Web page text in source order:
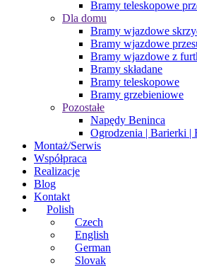
Bramy teleskopowe
Dla domu
Bramy wjazdowe
Bramy wjazdowe
Bramy wjazdowe z
Bramy składane
Bramy teleskopowe
Bramy grzebieniowe
Pozostałe
Napędy Beninca
Ogrodzenia | Barierki |
Montaż/Serwis
Współpraca
Realizacje
Blog
Kontakt
Polish
Czech
English
German
Slovak